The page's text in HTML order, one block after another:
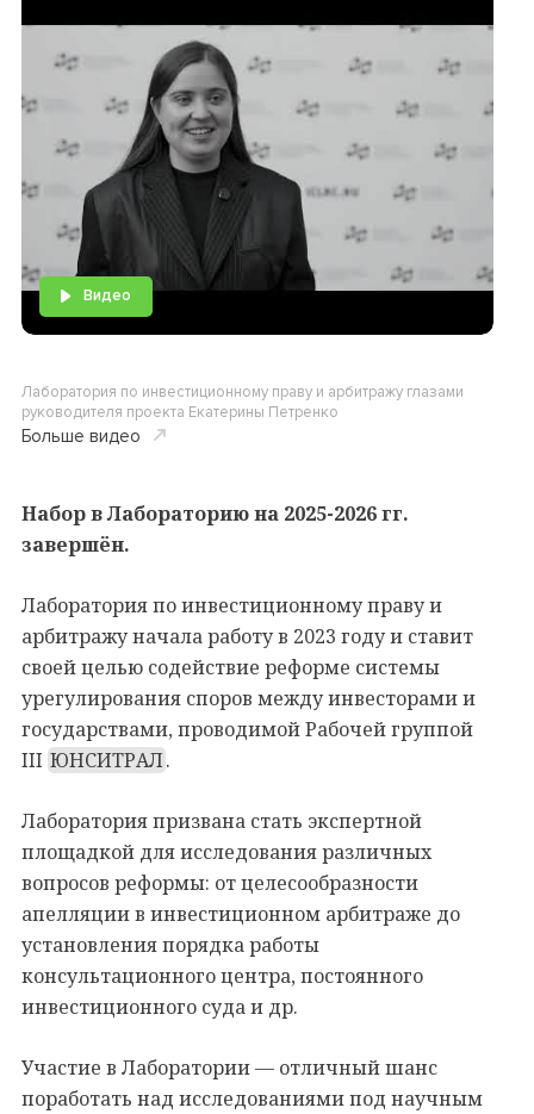
Видео
Лаборатория по инвестиционному праву и арбитражу глазами
руководителя проекта Екатерины Петренко
Больше видео
Набор в Лабораторию на 2025-2026 гг.
завершён.
Лаборатория по инвестиционному праву и
арбитражу начала работу в 2023 году и ставит
своей целью содействие реформе системы
урегулирования споров между инвесторами и
государствами, проводимой Рабочей группой
III ЮНСИТРАЛ.
Лаборатория призвана стать экспертной
площадкой для исследования различных
вопросов реформы: от целесообразности
апелляции в инвестиционном арбитраже до
установления порядка работы
консультационного центра, постоянного
инвестиционного суда и др.
Участие в Лаборатории — отличный шанс
поработать над исследованиями под научным